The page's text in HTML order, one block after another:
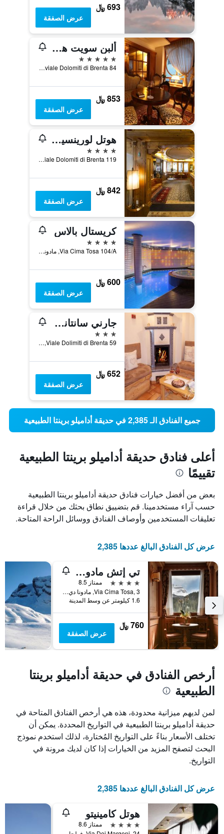
693 ﷼
عرض الصفقة
ألبن سويت هوتل
5 نجوم
viale Dolomiti di Brenta 84, مادونا دي كامبجليو, مقاطعة ترينتو, إيطاليا
853 ﷼
عرض الصفقة
هوتل لورينسيتي
4 نجوم
Viale Dolomiti di Brenta 119, مادونا دي كامبجليو, مقاطعة ترينتو, إيطاليا
842 ﷼
عرض الصفقة
كريستال بالاس
4 نجوم
Via Cima Tosa 104/A, مادونا دي كامبجليو, مقاطعة ترينتو, إيطاليا
600 ﷼
عرض الصفقة
جارني سانتانطونيو
3 نجوم
Viale Dolimiti di Brenta 59, مادونا دي كامبجليو, مقاطعة ترينتو, إيطاليا
652 ﷼
عرض الصفقة
جميع الفنادق الـ 2,385 في حديقة أداميلو برينتا الطبيعية
أعلى فنادق حديقة أداميلو برينتا الطبيعية
تقييمًا
بعض من أفضل خيارات فنادق حديقة أداميلو برينتا الطبيعية
حسب آراء مستخدمينا. قم بتضييق نطاق بحثك من خلال قراءة
تعليقات المستخدمين وأوصاف الفنادق ووسائل الراحة المتاحة.
عرض كل الفنادق البالغ عددها 2,385
تي إتش مادونا دي كامبيليو - جولف هوتل
4 نجوم
ممتاز 8.5
Via Cima Tosa, 3, مادونا دي كامبجليو, مقاطعة ترينتو, إيطاليا
1.6 كيلومتر عن وسط المدينة
760 ﷼
عرض الصفقة
أرخص الفنادق في حديقة أداميلو برينتا
الطبيعية
لمن لديهم ميزانية محدودة، هذه هي أرخص الفنادق المتاحة في
حديقة أداميلو برينتا الطبيعية في التواريخ المحددة. يمكن أن
تختلف الأسعار بناءً على التواريخ المُختارة، لذلك استخدم نموذج
البحث لتصفح المزيد من الخيارات إذا كان لديك مرونة في
التواريخ.
عرض كل الفنادق البالغ عددها 2,385
هوتل كامينيتو
4 نجوم
ممتاز 8.6